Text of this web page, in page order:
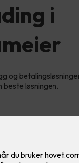
i
og
beste løsningen.